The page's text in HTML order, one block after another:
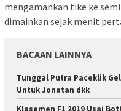
mengamankan tike ke
dimainkan sejak menit
BACAAN LAINNYA
Tunggal Putra Paceklik
Untuk Jonatan dkk